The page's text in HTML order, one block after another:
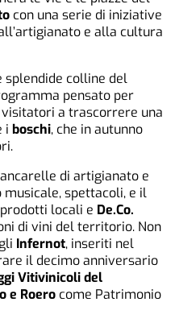
con una serie di iniziative
e alla cultura
splendide colline del
pensato per
a trascorrere una
i boschi, che in autunno
di artigianato e
spettacoli, e il
locali e De.Co.
di vini del territorio. Non
Infernot, inseriti nel
il decimo anniversario
Vitivinicoli del
e Roero come Patrimonio